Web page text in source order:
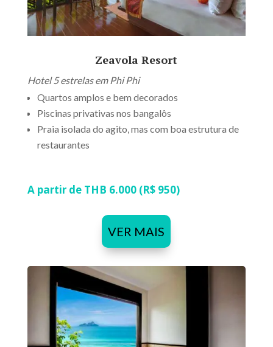
Zeavola Resort
Hotel 5 estrelas em Phi Phi
Quartos amplos e bem decorados
Piscinas privativas nos bangalôs
Praia isolada do agito, mas com boa estrutura de
restaurantes
A partir de THB 6.000 (R$ 950)
VER MAIS